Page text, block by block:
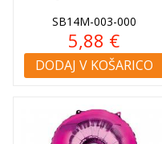
SB14M-003-000
5,88 €
DODAJ V KOŠARICO